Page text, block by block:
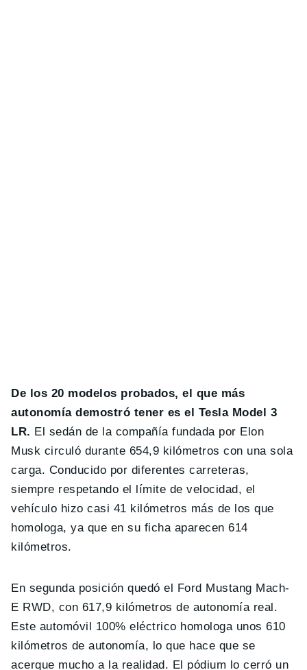
De los 20 modelos probados, el que más
autonomía demostró tener es el Tesla Model 3
LR. El sedán de la compañía fundada por Elon
Musk circuló durante 654,9 kilómetros con una sola
carga. Conducido por diferentes carreteras,
siempre respetando el límite de velocidad, el
vehículo hizo casi 41 kilómetros más de los que
homologa, ya que en su ficha aparecen 614
kilómetros.
En segunda posición quedó el Ford Mustang Mach-
E RWD, con 617,9 kilómetros de autonomía real.
Este automóvil 100% eléctrico homologa unos 610
kilómetros de autonomía, lo que hace que se
acerque mucho a la realidad. El pódium lo cerró un